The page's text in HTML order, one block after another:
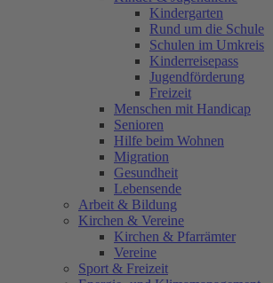
Kindergarten
Rund um die Schule
Schulen im Umkreis
Kinderreisepass
Jugendförderung
Freizeit
Menschen mit Handicap
Senioren
Hilfe beim Wohnen
Migration
Gesundheit
Lebensende
Arbeit & Bildung
Kirchen & Vereine
Kirchen & Pfarrämter
Vereine
Sport & Freizeit